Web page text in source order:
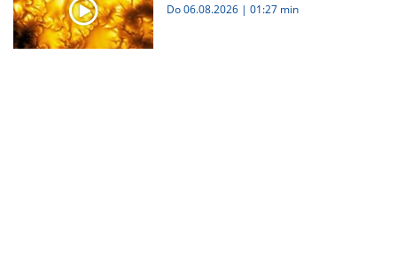
Do 06.08.2026 | 01:27 min